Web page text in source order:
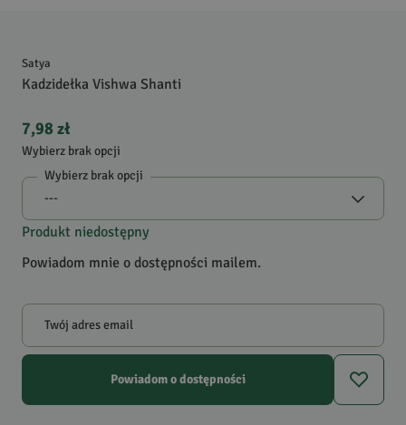
Satya
Kadzidełka Vishwa Shanti
7,98 zł
Wybierz brak opcji
Wybierz brak opcji
Produkt niedostępny
Powiadom mnie o dostępności mailem.
Twój adres email
Powiadom o dostępności